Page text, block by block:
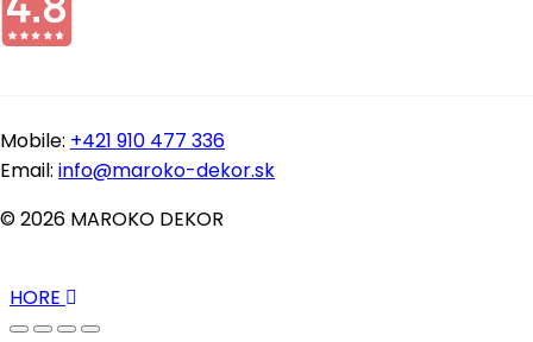
Mobile: +421 910 477 336
Email: info@maroko-dekor.sk
© 2026 MAROKO DEKOR
HORE